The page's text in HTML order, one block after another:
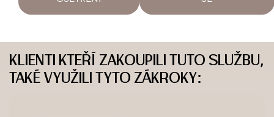
KLIENTI KTEŘÍ ZAKOUPILI TUTO SLUŽBU,
TAKÉ VYUŽILI TYTO ZÁKROKY: